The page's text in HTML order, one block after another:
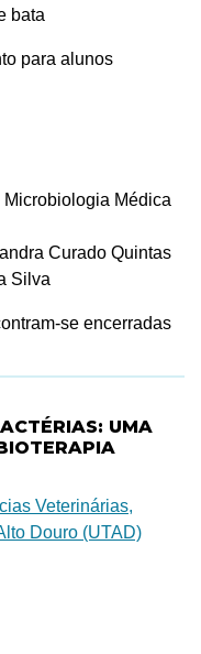
bata
para alunos
Microbiologia Médica
Curado Quintas
Silva
se encerradas
UMA
Veterinárias,
Douro (UTAD)